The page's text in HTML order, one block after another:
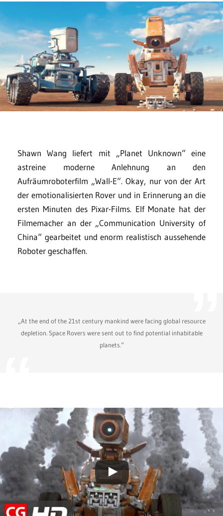
Shawn Wang liefert mit „Planet Unknown“ eine
astreine moderne Anlehnung an den
Aufräumroboterfilm „Wall-E“. Okay, nur von der Art
der emotionalisierten Rover und in Erinnerung an die
ersten Minuten des Pixar-Films. Elf Monate hat der
Filmemacher an der „Communication University of
China“ gearbeitet und enorm realistisch aussehende
Roboter geschaffen.
„At the end of the 21st century mankind were facing global resource
depletion. Space Rovers were sent out to find potential inhabitable
planets.“